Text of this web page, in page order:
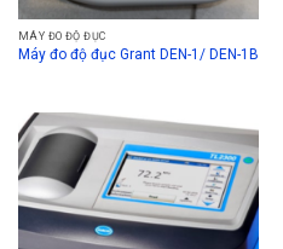
MÁY ĐO ĐỘ ĐỤC
Máy đo độ đục Grant DEN-1/ DEN-1B